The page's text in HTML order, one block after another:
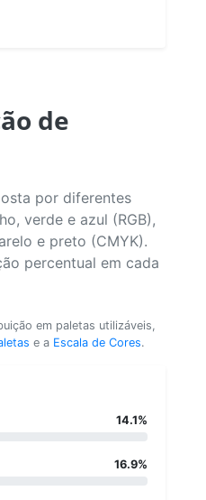
de
por diferentes
verde e azul (RGB),
e preto (CMYK).
percentual em cada
em paletas utilizáveis,
e a Escala de Cores.
14.1%
16.9%